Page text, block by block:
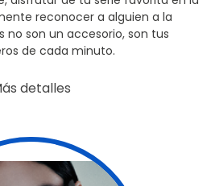
reconocer a alguien a la
no son un accesorio, son tus
de cada minuto.
detalles